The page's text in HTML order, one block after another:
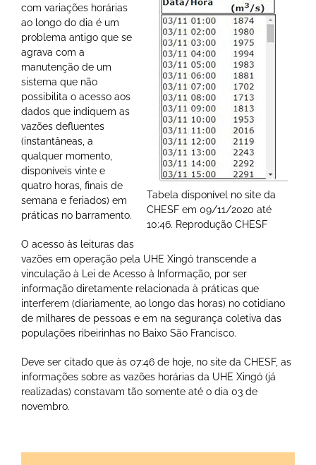
Tabela disponível no site da
CHESF em 09/11/2020 até
10:46. Reprodução CHESF
com variações horárias
ao longo do dia é um
problema antigo que se
agrava com a
manutenção de um
sistema que não
possibilita o acesso aos
dados que indiquem as
vazões defluentes
(instantâneas, a
qualquer momento,
disponíveis vinte e
quatro horas, finais de
semana e feriados) em
práticas no barramento.
O acesso às leituras das
vazões em operação pela UHE Xingó transcende a
vinculação à Lei de Acesso à Informação, por ser
informação diretamente relacionada à práticas que
interferem (diariamente, ao longo das horas) no cotidiano
de milhares de pessoas e em na segurança coletiva das
populações ribeirinhas no Baixo São Francisco.
Deve ser citado que às 07:46 de hoje, no site da CHESF, as
informações sobre as vazões horárias da UHE Xingó (já
realizadas) constavam tão somente até o dia 03 de
novembro.